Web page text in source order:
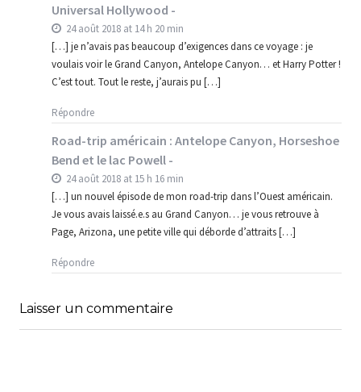
Universal Hollywood -
24 août 2018 at 14 h 20 min
[…] je n’avais pas beaucoup d’exigences dans ce voyage : je
voulais voir le Grand Canyon, Antelope Canyon… et Harry Potter !
C’est tout. Tout le reste, j’aurais pu […]
Répondre
Road-trip américain : Antelope Canyon, Horseshoe
Bend et le lac Powell -
24 août 2018 at 15 h 16 min
[…] un nouvel épisode de mon road-trip dans l’Ouest américain.
Je vous avais laissé.e.s au Grand Canyon… je vous retrouve à
Page, Arizona, une petite ville qui déborde d’attraits […]
Répondre
Laisser un commentaire